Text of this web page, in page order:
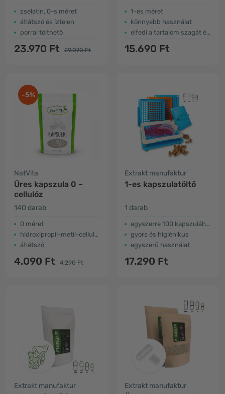
zselatin, 0-s méret
átlátszó és íztelen
porral tölthető
23.970 Ft 29.070 Ft
1-es méret
könnyebb használat
elfedi a tartalom szagát és ízét
15.690 Ft
-5%
NatVita
Üres kapszula 0 –
cellulóz
140 darab
0 méret
hidroxipropil-metil-cellulózból
átlátszó
4.090 Ft 4.290 Ft
Extrakt manufaktur
1-es kapszulatöltő
1 darab
egyszerre 100 kapszulához
gyors és higiénikus
egyszerű használat
17.290 Ft
Extrakt manufaktur Extrakt manufaktur